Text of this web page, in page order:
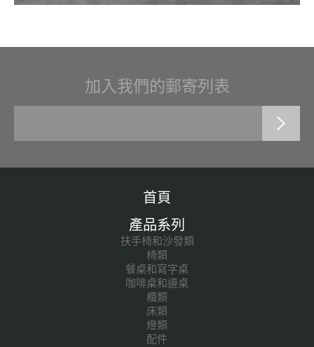
加入我們的郵寄列表
首頁
產品系列
扶手椅和沙發類
椅類
餐桌和寫字桌
咖啡桌和邊桌
櫃類
床類
燈類
配件